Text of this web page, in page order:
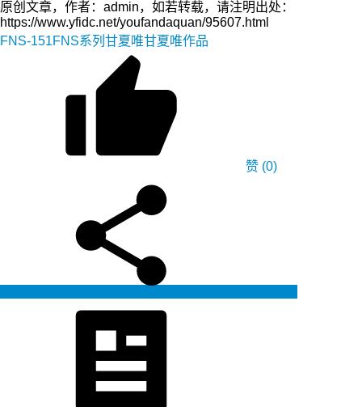
原创文章，作者：admin，如若转载，请注明出处：
https://www.yfidc.net/youfandaquan/95607.html
FNS-151FNS系列 甘夏唯甘夏唯作品
赞 (0)